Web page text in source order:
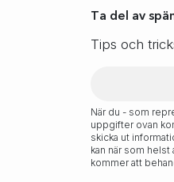
Ta del av
Tips och
När du - som
uppgifter ovan
skicka ut
kan när som
kommer att